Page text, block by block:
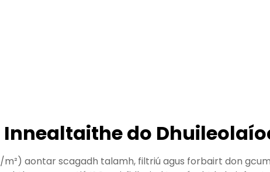
Innealtaithe do
aontar scagadh talamh, filtriú agus forbairt don